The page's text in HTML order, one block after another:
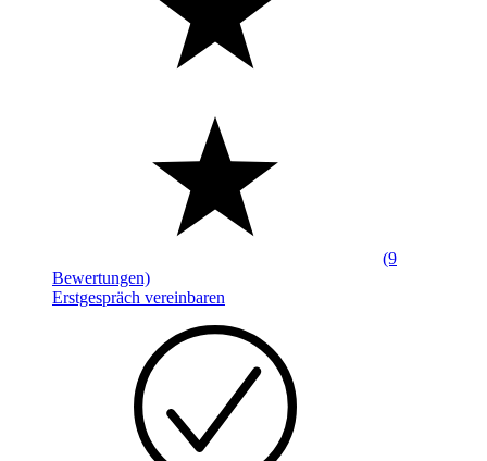
(9
Bewertungen)
Erstgespräch vereinbaren